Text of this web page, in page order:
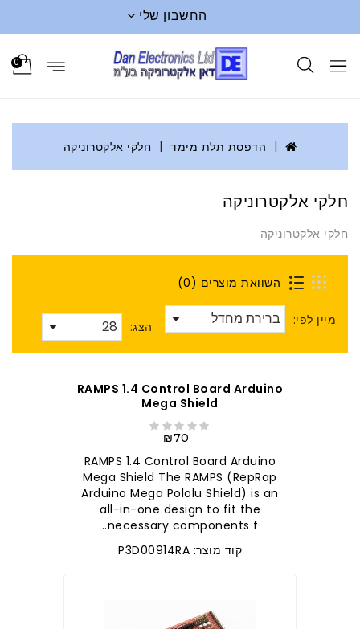
החשבון שלי
0
הדפסת תלת מימד חלקי אלקטרוניקה
חלקי אלקטרוניקה
חלקי אלקטרוניקה
השוואת מוצרים (0)
מיין לפי: הצג:
RAMPS 1.4 Control Board Arduino
Mega Shield
₪70
RAMPS 1.4 Control Board Arduino
Mega Shield The RAMPS (RepRap
Arduino Mega Pololu Shield) is an
all-in-one design to fit the
necessary components f..
קוד מוצר: P3D00914RA